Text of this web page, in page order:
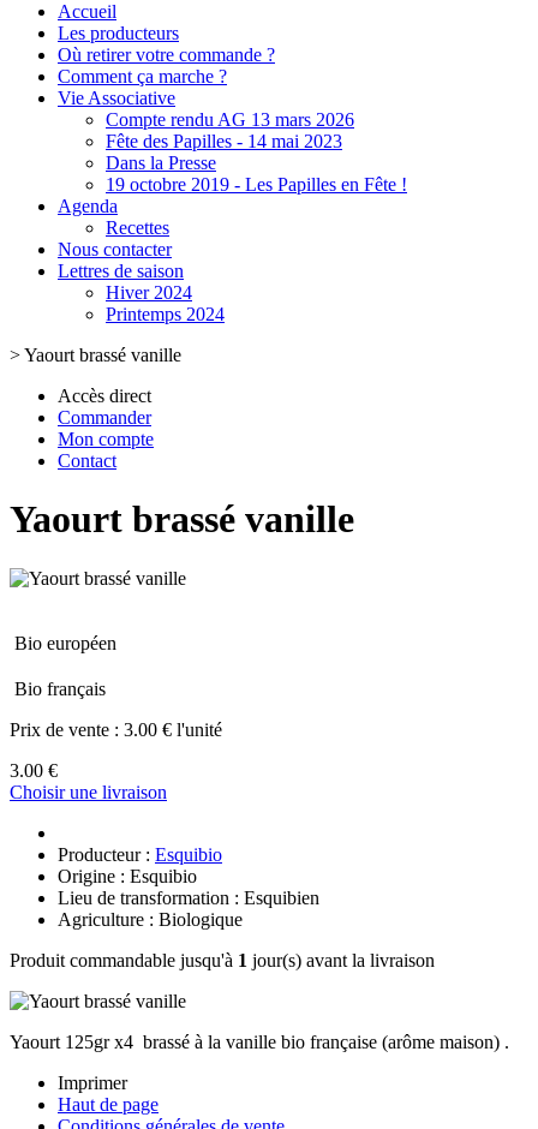
Accueil
Les producteurs
Où retirer votre commande ?
Comment ça marche ?
Vie Associative
Compte rendu AG 13 mars 2026
Fête des Papilles - 14 mai 2023
Dans la Presse
19 octobre 2019 - Les Papilles en Fête !
Agenda
Recettes
Nous contacter
Lettres de saison
Hiver 2024
Printemps 2024
>Yaourt brassé vanille
Accès direct
Commander
Mon compte
Contact
Yaourt brassé vanille
Bio européen
Bio français
Prix de vente : 3.00 € l'unité
3.00 €
Choisir une livraison
Producteur : Esquibio
Origine : Esquibio
Lieu de transformation : Esquibien
Agriculture : Biologique
Produit commandable jusqu'à 1 jour(s) avant la livraison
Yaourt 125gr x4 brassé à la vanille bio française (arôme maison) .
Imprimer
Haut de page